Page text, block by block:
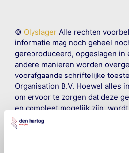
© OlyslagerAlle rechten
informatie mag noch geheel
gereproduceerd, opgeslagen in
andere manieren worden
voorafgaande schriftelijke
Organisation B.V. Hoewel alles
om ervoor te zorgen dat deze
en compleet mogelijk zijn,
aansprakelijkheid aanvaard,
wettelijke verplichting bestaat,